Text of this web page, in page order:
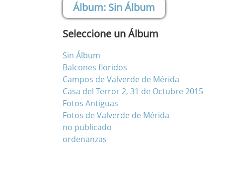
Sin Álbum
Seleccione un Álbum
Sin Álbum
Balcones floridos
Campos de Valverde de Mérida
Casa del Terror 2, 31 de Octubre 2015
Fotos Antiguas
Fotos de Valverde de Mérida
no publicado
ordenanzas